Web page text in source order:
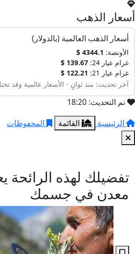
أسعار الذهب
أسعار الذهب العالمية (بالدولار)
الأونصة: 4344.1 $
غرام عيار 24:
139.67 $
غرام عيار 21:
122.21 $
آخر تحديث: منذ ثوانٍ - الأسعار عالمية وقد
تم التحديث: 18:20
الرئيسية
القائمة المحفوظات
تفضيلك لهذه الرائحة
معدن في جسمك